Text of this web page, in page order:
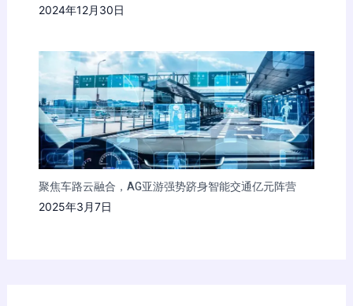
2024年12月30日
聚焦车路云融合，AG亚游强势跻身智能交通亿元阵营
2025年3月7日